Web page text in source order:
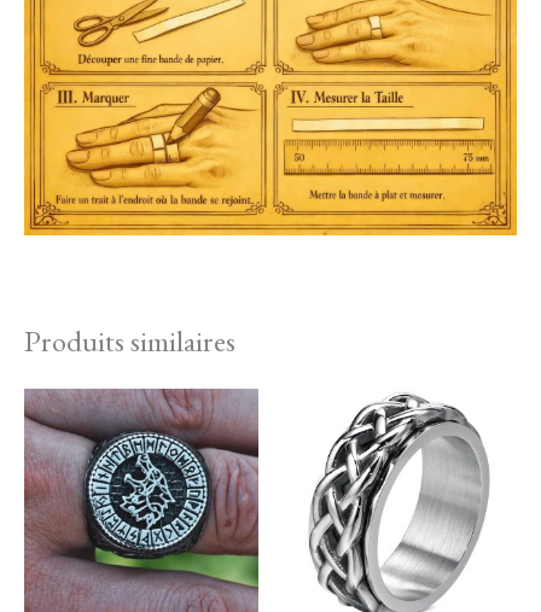
Produits similaires